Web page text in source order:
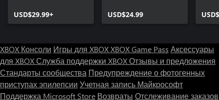
USD$29.99+ USD$24.99
XBOX Консоли Игры для XBOXXBOX Game Pass Аксессуары
для XBOXСлужба поддержки XBOXОтзывы и предложения
Стандарты сообщества Предупреждение о фотогенных
приступах эпилепсии Учетная запись Майкрософт
Поддержка Microsoft Store Возвраты Отслеживание заказов